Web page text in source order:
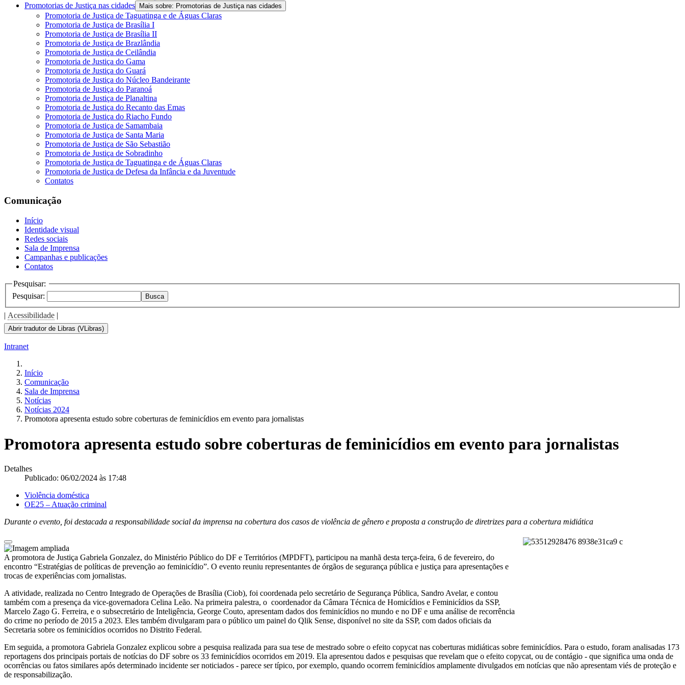
Promotorias de Justiça nas cidades
Mais sobre: Promotorias de Justiça nas cidades
Promotoria de Justiça de Taguatinga e de Águas Claras
Promotoria de Justiça de Brasília I
Promotoria de Justiça de Brasília II
Promotoria de Justiça de Brazlândia
Promotoria de Justiça de Ceilândia
Promotoria de Justiça do Gama
Promotoria de Justiça do Guará
Promotoria de Justiça do Núcleo Bandeirante
Promotoria de Justiça do Paranoá
Promotoria de Justiça de Planaltina
Promotoria de Justiça do Recanto das Emas
Promotoria de Justiça do Riacho Fundo
Promotoria de Justiça de Samambaia
Promotoria de Justiça de Santa Maria
Promotoria de Justiça de São Sebastião
Promotoria de Justiça de Sobradinho
Promotoria de Justiça de Taguatinga e de Águas Claras
Promotoria de Justiça de Defesa da Infância e da Juventude
Contatos
Comunicação
Início
Identidade visual
Redes sociais
Sala de Imprensa
Campanhas e publicações
Contatos
Pesquisar:
Pesquisar:
Busca
| Acessibilidade |
Abrir tradutor de Libras (VLibras)
Intranet
Início
Comunicação
Sala de Imprensa
Notícias
Notícias 2024
Promotora apresenta estudo sobre coberturas de feminicídios em evento para jornalistas
Promotora apresenta estudo sobre coberturas de feminicídios em evento para jornalistas
Detalhes
Publicado: 06/02/2024 às 17:48
Violência doméstica
OE25 – Atuação criminal
Durante o evento, foi destacada a responsabilidade social da imprensa na cobertura dos casos de violência de gênero e proposta a construção de diretrizes para a cobertura midiática
A promotora de Justiça Gabriela Gonzalez, do Ministério Público do DF e Territórios (MPDFT), participou na manhã desta terça-feira, 6 de fevereiro, do
encontro “Estratégias de políticas de prevenção ao feminicídio”. O evento reuniu representantes de órgãos de segurança pública e justiça para apresentações e
trocas de experiências com jornalistas.
A atividade, realizada no Centro Integrado de Operações de Brasília (Ciob), foi coordenada pelo secretário de Segurança Pública, Sandro Avelar, e contou
também com a presença da vice-governadora Celina Leão. Na primeira palestra, o coordenador da Câmara Técnica de Homicídios e Feminicídios da SSP,
Marcelo Zago G. Ferreira, e o subsecretário de Inteligência, George Couto, apresentam dados dos feminicídios no mundo e no DF e uma análise de recorrência
do crime no período de 2015 a 2023. Eles também divulgaram para o público um painel do Qlik Sense, disponível no site da SSP, com dados oficiais da
Secretaria sobre os feminicídios ocorridos no Distrito Federal.
Em seguida, a promotora Gabriela Gonzalez explicou sobre a pesquisa realizada para sua tese de mestrado sobre o efeito copycat nas coberturas midiáticas sobre feminicídios. Para o estudo, foram analisadas 173
reportagens dos principais portais de notícias do DF sobre os 33 feminicídios ocorridos em 2019. Ela apresentou dados e pesquisas que revelam que o efeito copycat, ou de contágio - que significa uma onda de
ocorrências ou fatos similares após determinado incidente ser noticiados - parece ser típico, por exemplo, quando ocorrem feminicídios amplamente divulgados em notícias que não apresentam viés de proteção e
de responsabilização.